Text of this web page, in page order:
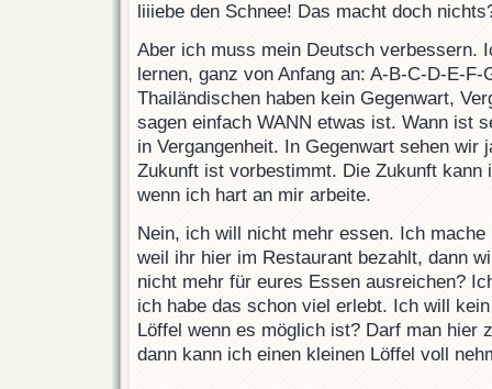
liiiebe den Schnee! Das macht doch
Aber ich muss mein Deutsch verbessern.
lernen, ganz von Anfang an: A-B-C-D-E-
Thailändischen haben kein Gegenwart,
sagen einfach WANN etwas ist. Wann ist
in Vergangenheit. In Gegenwart sehen wir
Zukunft ist vorbestimmt. Die Zukunft kann
wenn ich hart an mir arbeite.
Nein, ich will nicht mehr essen. Ich
weil ihr hier im Restaurant bezahlt, dann
nicht mehr für eures Essen ausreichen?
ich habe das schon viel erlebt. Ich will
Löffel wenn es möglich ist? Darf man hier
dann kann ich einen kleinen Löffel voll